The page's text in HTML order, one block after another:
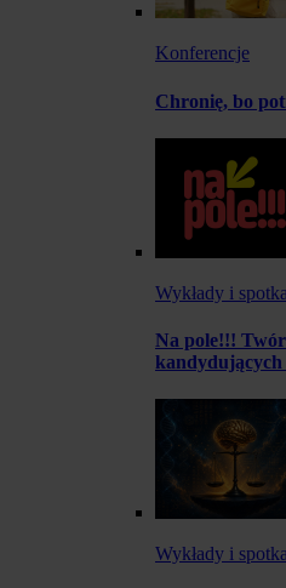
Konferencje
Chronię, bo
Wykłady i
Na pole!!!
Wykłady i